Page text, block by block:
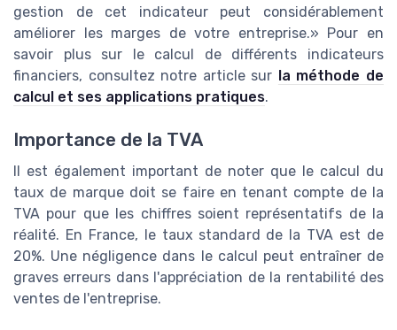
gestion de cet indicateur peut considérablement
améliorer les marges de votre entreprise.» Pour en
savoir plus sur le calcul de différents indicateurs
financiers, consultez notre article sur la méthode de
calcul et ses applications pratiques.
Importance de la TVA
Il est également important de noter que le calcul du
taux de marque doit se faire en tenant compte de la
TVA pour que les chiffres soient représentatifs de la
réalité. En France, le taux standard de la TVA est de
20%. Une négligence dans le calcul peut entraîner de
graves erreurs dans l'appréciation de la rentabilité des
ventes de l'entreprise.